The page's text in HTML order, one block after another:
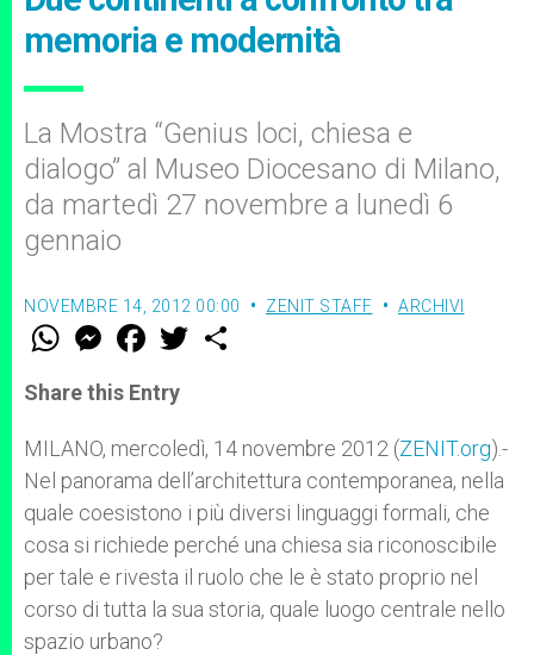
memoria e modernità
La Mostra “Genius loci, chiesa e
dialogo” al Museo Diocesano di Milano,
da martedì 27 novembre a lunedì 6
gennaio
NOVEMBRE 14, 2012 00:00 ZENIT STAFF ARCHIVI
W
t
s
p
p
M
e
s
e
g
e
r
F
a
e
b
o
k
w
r
Share this Entry
MILANO, mercoledì, 14 novembre 2012 (ZENIT.org).-
Nel panorama dell’architettura contemporanea, nella
quale coesistono i più diversi linguaggi formali, che
cosa si richiede perché una chiesa sia riconoscibile
per tale e rivesta il ruolo che le è stato proprio nel
corso di tutta la sua storia, quale luogo centrale nello
spazio urbano?